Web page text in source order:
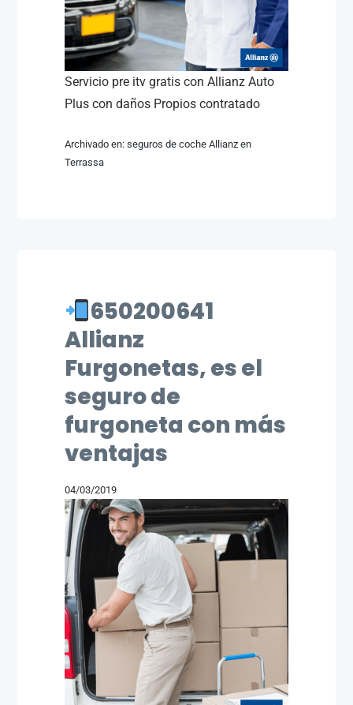
Servicio pre itv gratis con Allianz Auto
Plus con daños Propios contratado
Archivado en:seguros de coche Allianz en
Terrassa
650200641
Allianz
Furgonetas, es el
seguro de
furgoneta con más
ventajas
04/03/2019